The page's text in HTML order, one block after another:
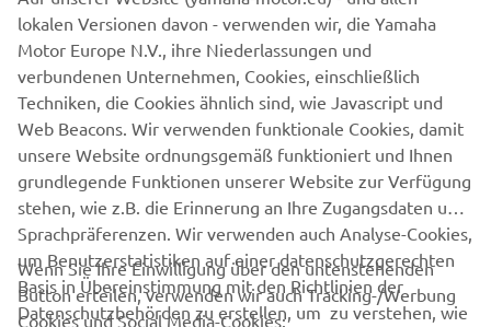
UNTERNEHMEN
lokalen Versionen davon - verwenden wir, die Yamaha
Motor Europe N.V., ihre Niederlassungen und
verbundenen Unternehmen, Cookies, einschließlich
Techniken, die Cookies ähnlich sind, wie Javascript und
Web Beacons. Wir verwenden funktionale Cookies, damit
unsere Website ordnungsgemäß funktioniert und Ihnen
grundlegende Funktionen unserer Website zur Verfügung
stehen, wie z.B. die Erinnerung an Ihre Zugangsdaten und
Sprachpräferenzen. Wir verwenden auch Analyse-Cookies,
um Benutzerstatistiken auf einer datenschutzgerechten
Basis in Übereinstimmung mit den Richtlinien der
Datenschutzbehörden zu erstellen, um zu verstehen, wie
Wenn Sie Ihre Einwilligung über den untenstehenden
Button erteilen, verwenden wir auch Tracking-/Werbung
Cookies und Social Media-Cookies: